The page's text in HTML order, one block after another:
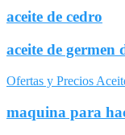
aceite de cedro
aceite de germen
Ofertas y Precios
maquina para